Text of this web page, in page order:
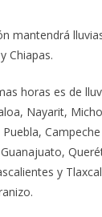
mantendrá
Chiapas.
horas es de
Nayarit,
y